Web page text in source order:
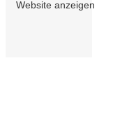
Website anzeigen